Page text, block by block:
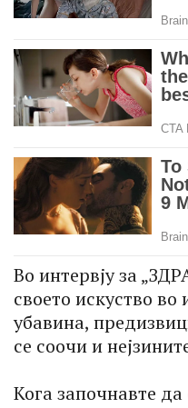
Во интервју за
своето искуство во
убавина,
се соочи и
Кога започнавте